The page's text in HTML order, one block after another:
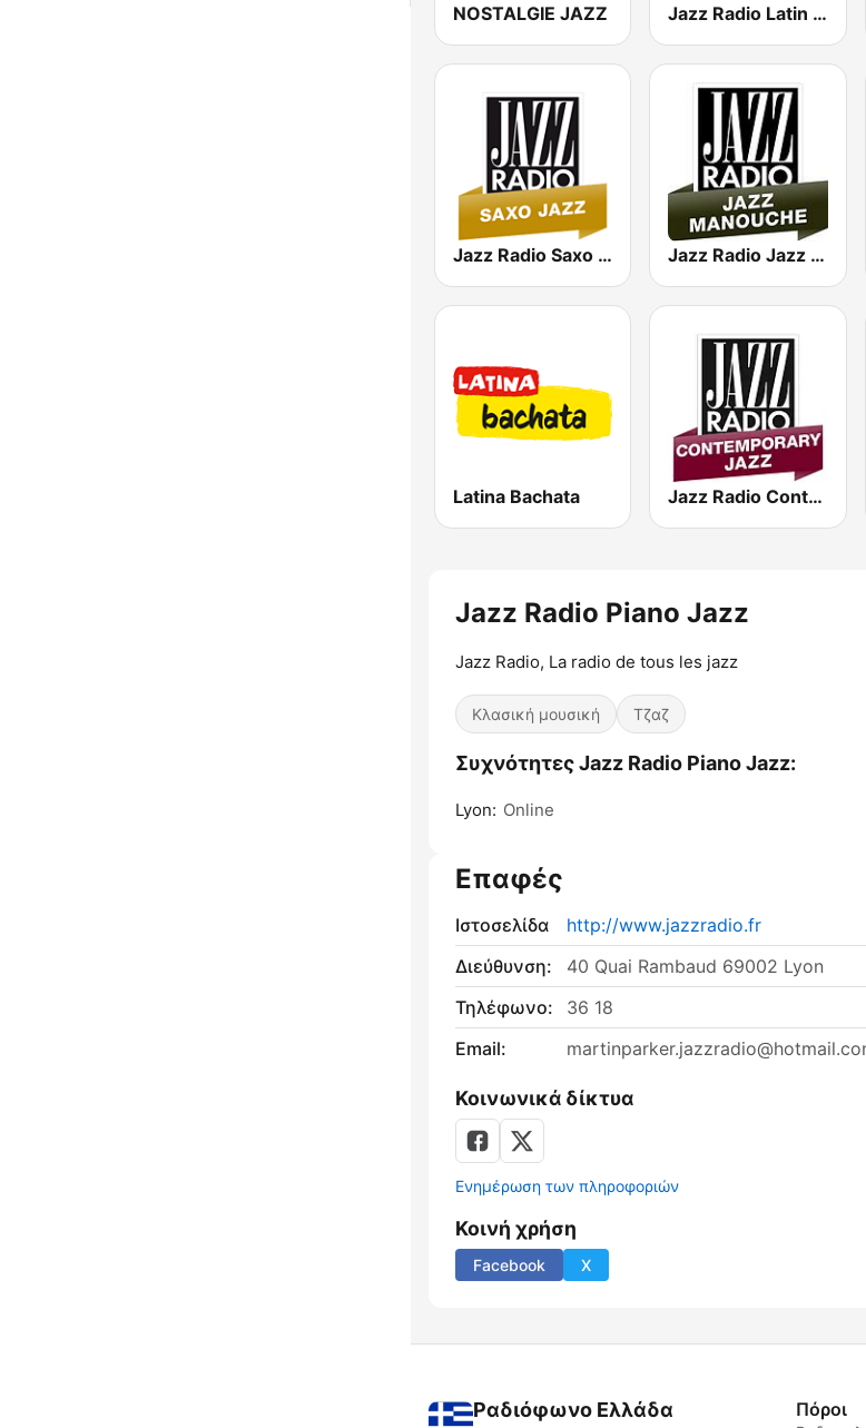
NOSTALGIE JAZZ Jazz Radio Latin Jazz
Jazz Radio Saxo Jazz Jazz Radio Jazz Manouche
Latina Bachata Jazz Radio Contemporary Jazz
Jazz Radio Piano Jazz
Jazz Radio, La radio de tous les jazz
Κλασική μουσική Τζαζ
Συχνότητες Jazz Radio Piano Jazz:
Lyon: Online
Επαφές
Ιστοσελίδα
http://www.jazzradio.fr
Διεύθυνση:
40 Quai Rambaud 69002 Lyon
Τηλέφωνο:
36 18
Email:
Κοινωνικά δίκτυα
Ενημέρωση των πληροφοριών
Κοινή χρήση
Facebook X
Ραδιόφωνο Ελλάδα Πόροι